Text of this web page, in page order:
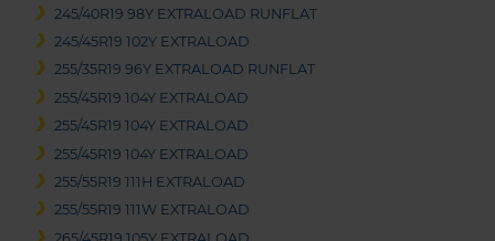
245/40R19 98Y EXTRALOAD RUNFLAT
245/45R19 102Y EXTRALOAD
255/35R19 96Y EXTRALOAD RUNFLAT
255/45R19 104Y EXTRALOAD
255/45R19 104Y EXTRALOAD
255/45R19 104Y EXTRALOAD
255/55R19 111H EXTRALOAD
255/55R19 111W EXTRALOAD